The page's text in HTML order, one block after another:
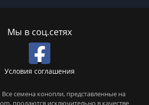
Мы в соц.сетях
Условия соглашения
Все семена конопли, представленные на
продаются исключительно в качестве